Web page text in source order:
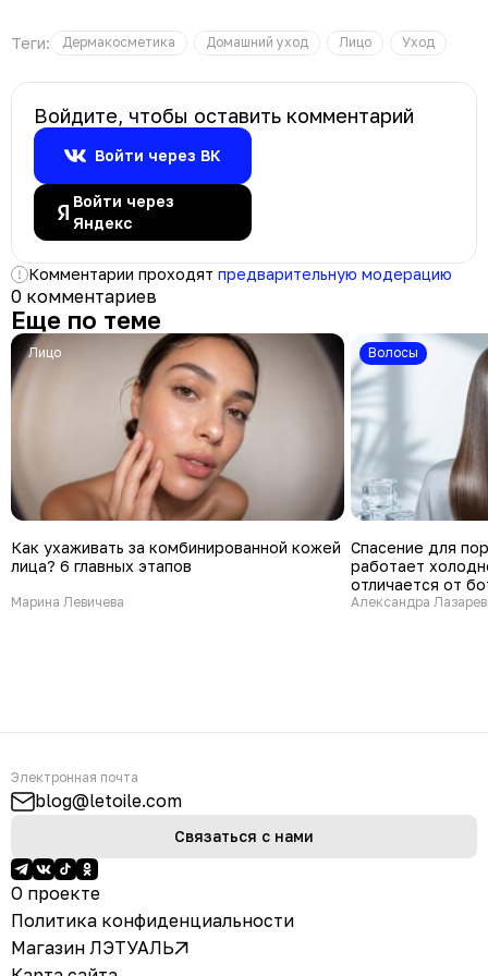
Теги: Дермакосметика Домашний уход Лицо Уход
Войдите, чтобы оставить комментарий
Войти через ВК
Войти через
Яндекс
Комментарии проходят предварительную модерацию
0 комментариев
Еще по теме
Лицо
Как ухаживать за комбинированной кожей
лица? 6 главных этапов
Марина Левичева
Волосы
Спасение для
работает
отличается от
Александра
Электронная почта
blog@letoile.com
Связаться с нами
О проекте
Политика конфиденциальности
Магазин ЛЭТУАЛЬ